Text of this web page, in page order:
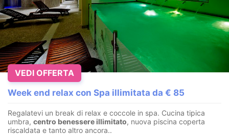
Week end relax con Spa illimitata da € 85
Regalatevi un break di relax e coccole in spa. Cucina tipica
umbra, centro benessere illimitato, nuova piscina coperta
riscaldata e tanto altro ancora..
VEDI OFFERTA